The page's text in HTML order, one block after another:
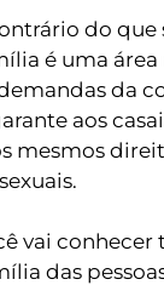
do que
é uma
da
aos
mesmos
vai conhecer
das